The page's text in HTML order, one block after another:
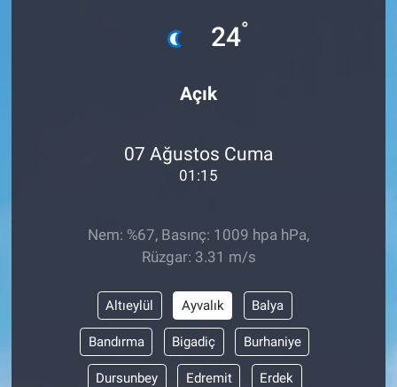
24°
Açık
07 Ağustos Cuma
01:15
Nem: %67, Basınç: 1009 hpa hPa,
Rüzgar: 3.31 m/s
Altıeylül Ayvalık Balya
Bandırma Bigadiç Burhaniye
Dursunbey Edremit Erdek